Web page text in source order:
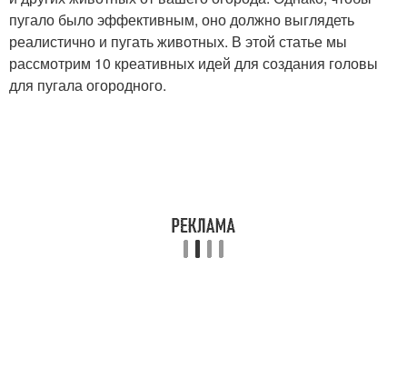
пугало было эффективным, оно должно выглядеть
реалистично и пугать животных. В этой статье мы
рассмотрим 10 креативных идей для создания головы
для пугала огородного.